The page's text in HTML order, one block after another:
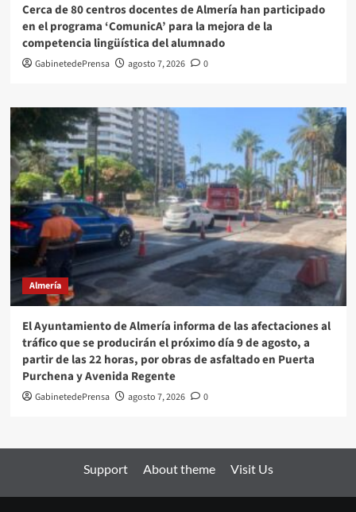
Cerca de 80 centros docentes de Almería han participado
en el programa ‘ComunicA’ para la mejora de la
competencia lingüística del alumnado
GabinetedePrensa agosto 7, 2026 0
Almería
El Ayuntamiento de Almería informa de las afectaciones al
tráfico que se producirán el próximo día 9 de agosto, a
partir de las 22 horas, por obras de asfaltado en Puerta
Purchena y Avenida Regente
GabinetedePrensa agosto 7, 2026 0
Support About theme Visit Us